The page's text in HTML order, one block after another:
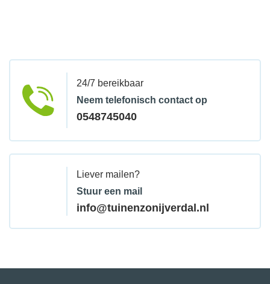
24/7 bereikbaar
Neem telefonisch contact op
0548745040
Liever mailen?
Stuur een mail
info@tuinenzonijverdal.nl